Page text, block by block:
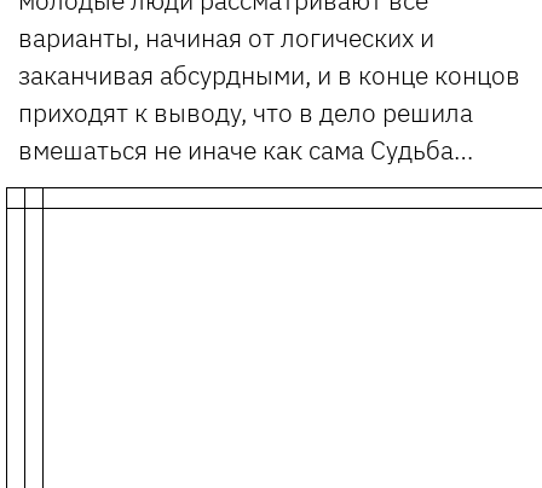
варианты, начиная от логических и
заканчивая абсурдными, и в конце концов
приходят к выводу, что в дело решила
вмешаться не иначе как сама Судьба…